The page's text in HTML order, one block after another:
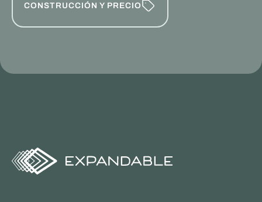
CONSTRUCCIÓN Y PRECIO